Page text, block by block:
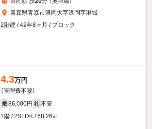
青森県青森市浪岡大字浪岡字淋城
2階建 / 42年8ヶ月 / ブロック
4.3万円
（管理費不要）
敷 86,000円 礼 不要
1階 / 2SLDK / 68.26㎡